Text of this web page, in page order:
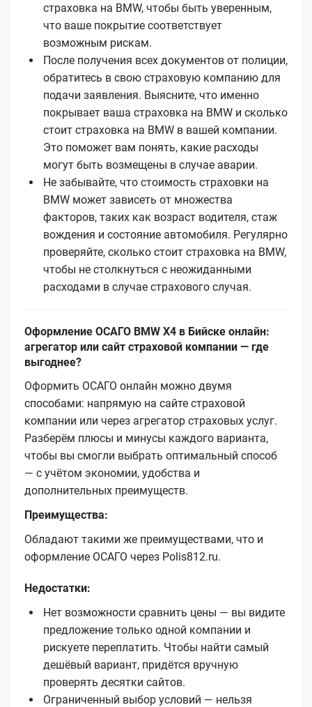
страховка на BMW, чтобы быть уверенным,
что ваше покрытие соответствует
возможным рискам.
После получения всех документов от полиции,
обратитесь в свою страховую компанию для
подачи заявления. Выясните, что именно
покрывает ваша страховка на BMW и сколько
стоит страховка на BMW в вашей компании.
Это поможет вам понять, какие расходы
могут быть возмещены в случае аварии.
Не забывайте, что стоимость страховки на
BMW может зависеть от множества
факторов, таких как возраст водителя, стаж
вождения и состояние автомобиля. Регулярно
проверяйте, сколько стоит страховка на BMW,
чтобы не столкнуться с неожиданными
расходами в случае страхового случая.
Оформление ОСАГО BMW X4 в Бийске онлайн:
агрегатор или сайт страховой компании — где
выгоднее?
Оформить ОСАГО онлайн можно двумя
способами: напрямую на сайте страховой
компании или через агрегатор страховых услуг.
Разберём плюсы и минусы каждого варианта,
чтобы вы смогли выбрать оптимальный способ
— с учётом экономии, удобства и
дополнительных преимуществ.
Преимущества:
Обладают такими же преимуществами, что и
оформление ОСАГО через Polis812.ru.
Недостатки:
Нет возможности сравнить цены — вы видите
предложение только одной компании и
рискуете переплатить. Чтобы найти самый
дешёвый вариант, придётся вручную
проверять десятки сайтов.
Ограниченный выбор условий — нельзя